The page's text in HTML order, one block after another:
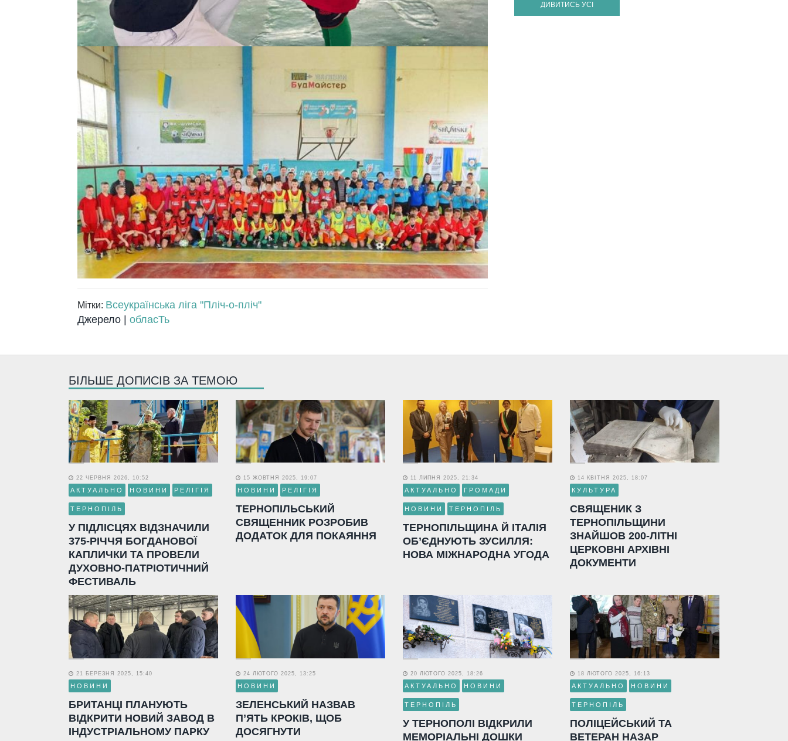
Мітки: Всеукраїнська ліга "Пліч-о-пліч"
Джерело | обласТь
ДИВИТИСЬ УСІ
БІЛЬШЕ ДОПИСІВ ЗА ТЕМОЮ
22 ЧЕРВНЯ 2026, 10:52
АКТУАЛЬНО НОВИНИ РЕЛІГІЯ
ТЕРНОПІЛЬ
У ПІДЛІСЦЯХ ВІДЗНАЧИЛИ
375-РІЧЧЯ БОГДАНОВОЇ
КАПЛИЧКИ ТА ПРОВЕЛИ
ДУХОВНО-ПАТРІОТИЧНИЙ
ФЕСТИВАЛЬ
15 ЖОВТНЯ 2025, 19:07
НОВИНИ РЕЛІГІЯ
ТЕРНОПІЛЬСЬКИЙ
СВЯЩЕННИК РОЗРОБИВ
ДОДАТОК ДЛЯ ПОКАЯННЯ
11 ЛИПНЯ 2025, 21:34
АКТУАЛЬНО ГРОМАДИ
НОВИНИ ТЕРНОПІЛЬ
ТЕРНОПІЛЬЩИНА Й ІТАЛІЯ
ОБ’ЄДНУЮТЬ ЗУСИЛЛЯ:
НОВА МІЖНАРОДНА УГОДА
14 КВІТНЯ 2025, 18:07
КУЛЬТУРА
СВЯЩЕНИК З
ТЕРНОПІЛЬЩИНИ
ЗНАЙШОВ 200-ЛІТНІ
ЦЕРКОВНІ АРХІВНІ
ДОКУМЕНТИ
21 БЕРЕЗНЯ 2025, 15:40
НОВИНИ
БРИТАНЦІ ПЛАНУЮТЬ
ВІДКРИТИ НОВИЙ ЗАВОД В
ІНДУСТРІАЛЬНОМУ ПАРКУ
24 ЛЮТОГО 2025, 13:25
НОВИНИ
ЗЕЛЕНСЬКИЙ НАЗВАВ
П’ЯТЬ КРОКІВ, ЩОБ
ДОСЯГНУТИ
20 ЛЮТОГО 2025, 18:26
АКТУАЛЬНО НОВИНИ
ТЕРНОПІЛЬ
У ТЕРНОПОЛІ ВІДКРИЛИ
МЕМОРІАЛЬНІ ДОШКИ
18 ЛЮТОГО 2025, 16:13
АКТУАЛЬНО НОВИНИ
ТЕРНОПІЛЬ
ПОЛІЦЕЙСЬКИЙ ТА
ВЕТЕРАН НАЗАР